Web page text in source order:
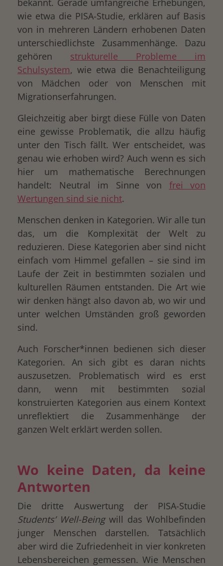
bekannt. Gerade umfangreiche Erhebungen,
wie etwa die PISA-Studie, erklären auf Basis
von in mehreren Ländern erhobenen Daten
unterschiedlichste Zusammenhänge. Dazu
gehören strukturelle Probleme im
Schulsystem, wie etwa die Benachteiligung
von Mädchen oder von Menschen mit
Migrationserfahrungen.
Gleichzeitig aber birgt diese Fülle von Daten
eine gewisse Problematik, die allzu häufig
unter den Tisch fällt. Wer entscheidet, was
genau wie erhoben wird? Auch wenn es sich
hier um mathematische Berechnungen
handelt: Neutral im Sinne von frei von
Wertungen sind sie nicht.
Menschen denken in Kategorien. Wir alle tun
das, um die Komplexität der Welt zu
reduzieren. Diese Kategorien aber sind nicht
einfach vom Himmel gefallen – sie sind im
Laufe der Zeit in bestimmten sozialen und
kulturellen Räumen entstanden. Die Art wie
wir denken hängt also davon ab, wo wir und
unter welchen Umständen groß geworden
sind.
Auch Forscher*innen bedienen sich dieser
Kategorien. An sich gibt es daran nichts
auszusetzen. Problematisch wird es erst
dann, wenn mit bestimmten sozial
konstruierten Kategorien aus einem Kontext
unreflektiert die Zusammenhänge der
ganzen Welt erklärt werden sollen.
Wo keine Daten, da keine
Antworten
Die dritte Auswertung der PISA-Studie
Students’ Well-Beingwill das Wohlbefinden
junger Menschen darstellen. Tatsächlich
aber wird die Zufriedenheit in vier konkreten
Lebensbereichen gemessen. Wie Menschen
drucken